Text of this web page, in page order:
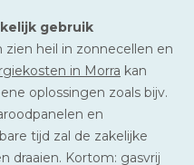
gebruik
zien heil in zonnecellen en
in Morra kan
oplossingen zoals bijv.
en
tijd zal de zakelijke
draaien. Kortom: gasvrij